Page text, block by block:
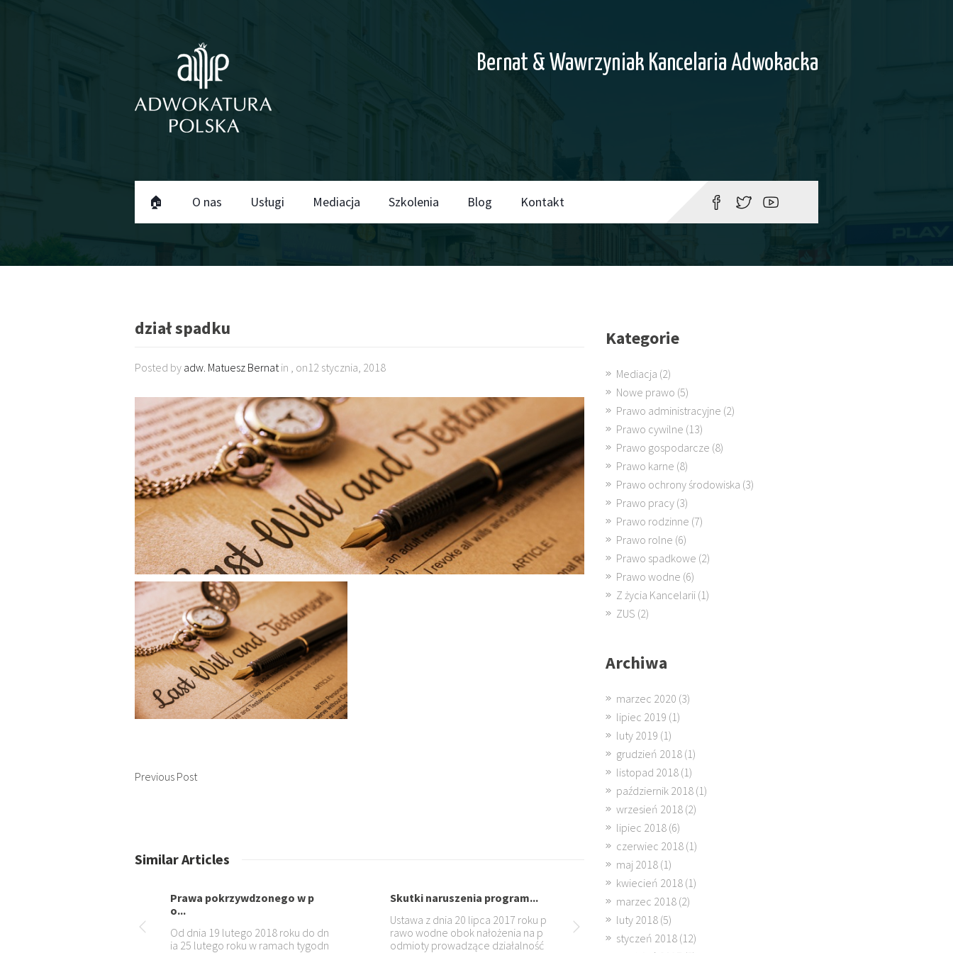
Bernat & Wawrzyniak Kancelaria Adwokacka
🏠 O nas Usługi Mediacja Szkolenia Blog Kontakt
dział spadku
Posted by adw. Matuesz Bernatin , on12 stycznia, 2018
Previous Post
Similar Articles
Prawa pokrzywdzonego w p
Od dnia 19 lutego 2018 roku do dn
ia 25 lutego roku w ramach tygodn
Skutki naruszenia program...
Ustawa z dnia 20 lipca 2017 roku p
rawo wodne obok nałożenia na p
odmioty prowadzące działalność
Odpowiedzialność za zob...
Głównym czynnikiem od którego
wspólnicy uzależniają wybór form
y prowadzenia działalności jest jes
Kategorie
Mediacja (2)
Nowe prawo (5)
Prawo administracyjne (2)
Prawo cywilne (13)
Prawo gospodarcze (8)
Prawo karne (8)
Prawo ochrony środowiska (3)
Prawo pracy (3)
Prawo rodzinne (7)
Prawo rolne (6)
Prawo spadkowe (2)
Prawo wodne (6)
Z życia Kancelarii (1)
ZUS (2)
Archiwa
marzec 2020 (3)
lipiec 2019 (1)
luty 2019 (1)
grudzień 2018 (1)
listopad 2018 (1)
październik 2018 (1)
wrzesień 2018 (2)
lipiec 2018 (6)
czerwiec 2018 (1)
maj 2018 (1)
kwiecień 2018 (1)
marzec 2018 (2)
luty 2018 (5)
styczeń 2018 (12)